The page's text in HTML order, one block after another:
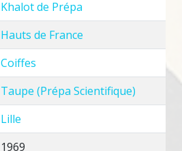
Khalot de Prépa
Hauts de France
Coiffes
Taupe (Prépa Scientifique)
Lille
1969